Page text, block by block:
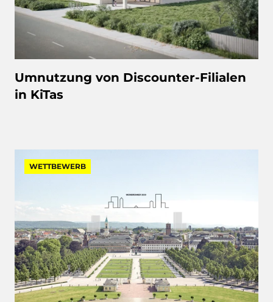
Umnutzung von Discounter-Filialen
in KiTas
WETTBEWERB